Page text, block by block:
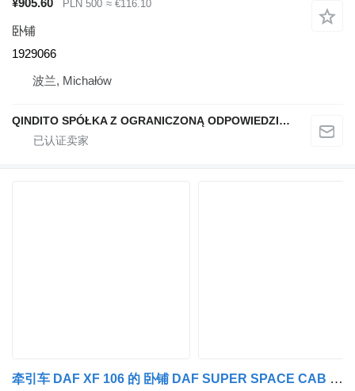
¥905.60 PLN 500 ≈ €116.10
卧铺
1929066
波兰, Michałów
QINDITO SPÓŁKA Z OGRANICZONĄ ODPOWIEDZIALNOŚCIĄ
牵引车 DAF XF 106 的 卧铺 DAF SUPER SPACE CAB 2146540